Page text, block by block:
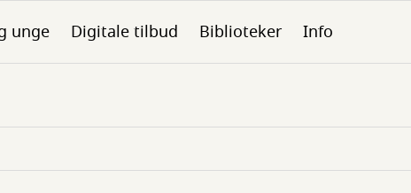
unge Digitale tilbud Biblioteker Info